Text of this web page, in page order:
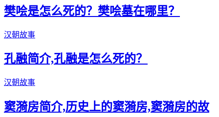
樊哙是怎么死的？樊哙墓在哪里？
汉朝故事
孔融简介,孔融是怎么死的？
汉朝故事
窦漪房简介,历史上的窦漪房,窦漪房的故